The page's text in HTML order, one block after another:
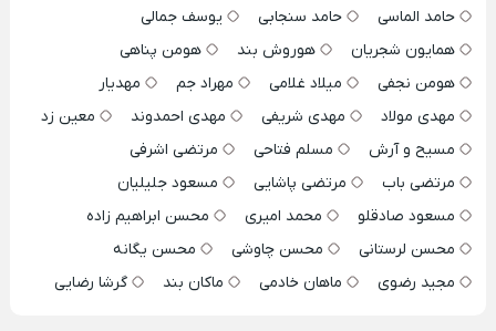
حامد الماسی
حامد سنجابی
یوسف جمالی
همایون شجریان
هوروش بند
هومن پناهی
هومن نجفی
میلاد غلامی مهراد جم
مهدیار
مهدی مولاد
مهدی شریفی مهدی احمدوند
معین زد
مسیح و آرش
مسلم فتاحی
مرتضی اشرفی
مرتضی باب
مرتضی پاشایی
مسعود جلیلیان
مسعود صادقلو
محمد امیری
محسن ابراهیم زاده
محسن لرستانی
محسن چاوشی
محسن یگانه
مجید رضوی
ماهان خادمی ماکان بند گرشا رضایی